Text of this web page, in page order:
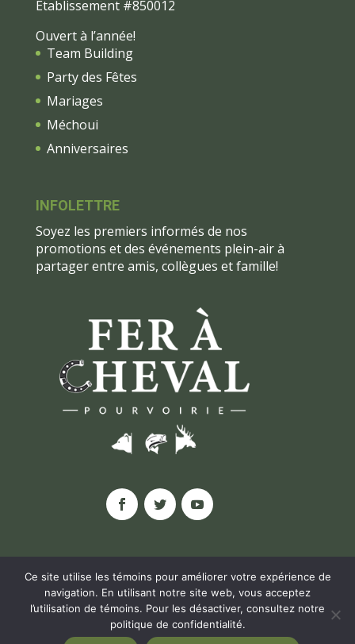
Établissement #850012
Ouvert à l’année!
Team Building
Party des Fêtes
Mariages
Méchoui
Anniversaires
INFOLETTRE
Soyez les premiers informés de nos
promotions et des événements plein-air à
partager entre amis, collègues et famille!
© POURVOIRIE FER À CHEVAL, 2020 |
Ce site utilise les témoins pour améliorer votre expérience de
navigation. En utilisant notre site web, vous acceptez
l’utilisation de témoins. Pour les désactiver, consultez notre
politique de confidentialité.